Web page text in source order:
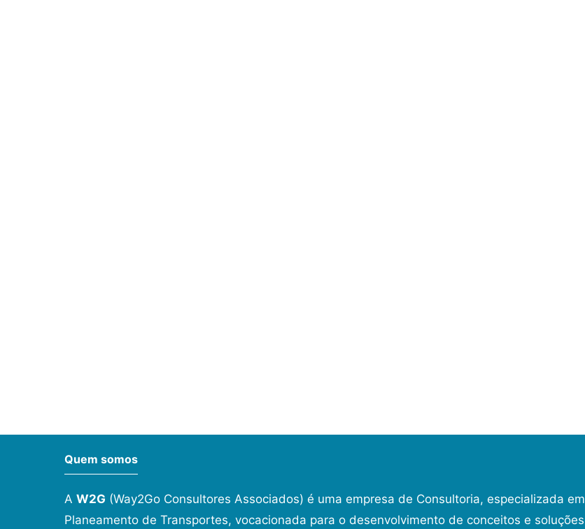
Quem somos
A W2G (Way2Go Consultores Associados) é uma empresa de Consultoria, especializada em
Planeamento de Transportes, vocacionada para o desenvolvimento de conceitos e soluções